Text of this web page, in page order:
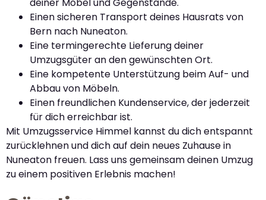
Einen sicheren Transport deines Hausrats von
Bern nach Nuneaton.
Eine termingerechte Lieferung deiner
Umzugsgüter an den gewünschten Ort.
Eine kompetente Unterstützung beim Auf- und
Abbau von Möbeln.
Einen freundlichen Kundenservice, der jederzeit
für dich erreichbar ist.
Mit Umzugsservice Himmel kannst du dich entspannt
zurücklehnen und dich auf dein neues Zuhause in
Nuneaton freuen. Lass uns gemeinsam deinen Umzug
zu einem positiven Erlebnis machen!